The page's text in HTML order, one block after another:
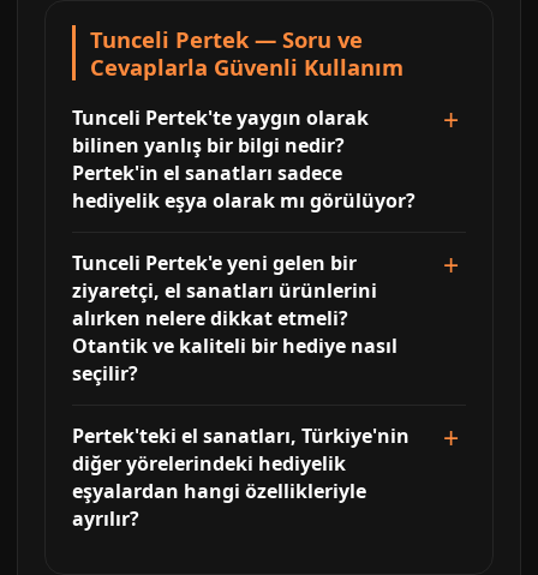
Tunceli Pertek — Soru ve
Cevaplarla Güvenli Kullanım
Tunceli Pertek'te yaygın olarak
bilinen yanlış bir bilgi nedir?
Pertek'in el sanatları sadece
hediyelik eşya olarak mı görülüyor?
Tunceli Pertek'e yeni gelen bir
ziyaretçi, el sanatları ürünlerini
alırken nelere dikkat etmeli?
Otantik ve kaliteli bir hediye nasıl
seçilir?
Pertek'teki el sanatları, Türkiye'nin
diğer yörelerindeki hediyelik
eşyalardan hangi özellikleriyle
ayrılır?